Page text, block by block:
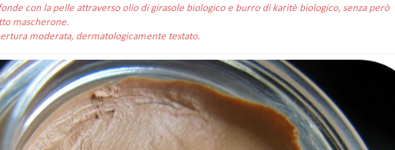
con la pelle attraverso olio di girasole biologico e burro di karitè biologico, senza però
mascherone.
moderata, dermatologicamente testato.